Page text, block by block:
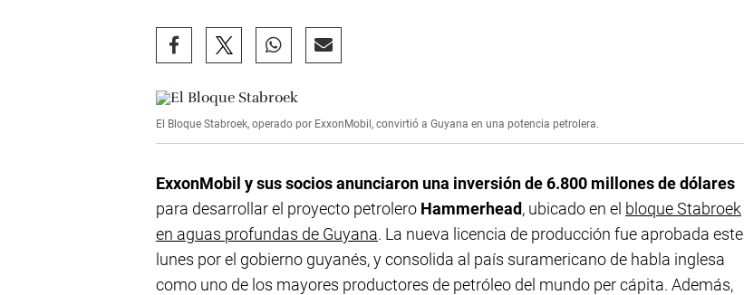
El Bloque Stabroek, operado por ExxonMobil, convirtió a Guyana en una potencia petrolera.
ExxonMobil y sus socios anunciaron una inversión de6.800 millones de dólares
para desarrollar el proyecto petrolero Hammerhead, ubicado en el bloque Stabroek
en aguas profundas de Guyana. La nueva licencia de producción fue aprobada este
lunes por el gobierno guyanés, y consolida al país suramericano de habla inglesa
como uno de los mayores productores de petróleo del mundo per cápita. Además,